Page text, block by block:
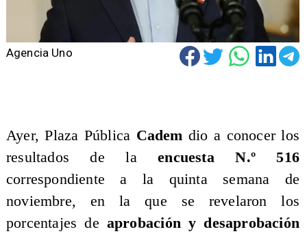
Agencia Uno
Ayer, Plaza Pública Cadem dio a conocer los
resultados de laencuesta N.º 516
correspondiente a la quinta semana de
noviembre, en la que se revelaron los
porcentajes de aprobación y desaprobación